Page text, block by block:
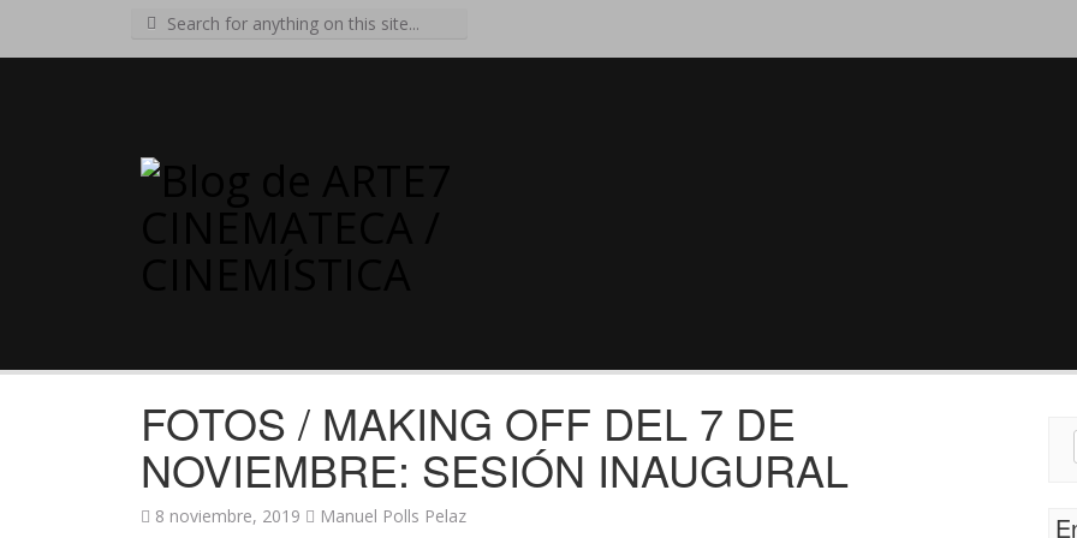
Search
FOTOS / MAKING OFF DEL 7 DE
NOVIEMBRE: SESIÓN INAUGURAL
8 noviembre, 2019 Manuel Polls Pelaz